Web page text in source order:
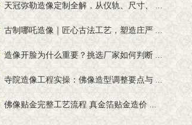
天冠弥勒造像定制全解，从仪轨、尺寸、 ...
古制哪吒造像｜匠心古法工艺，塑造庄严 ...
造像开脸为什么重要？挑选厂家如何判断 ...
寺院造像工程实操：佛像造型调整要点与 ...
佛像贴金完整工艺流程 真金箔贴金造价 ...